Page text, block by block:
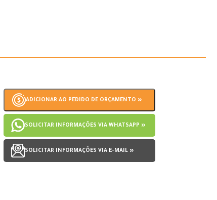
ADICIONAR AO PEDIDO DE ORÇAMENTO »
SOLICITAR INFORMAÇÕES VIA WHATSAPP »
SOLICITAR INFORMAÇÕES VIA E-MAIL »